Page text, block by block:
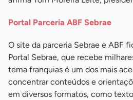
Portal Parceria ABF Sebrae
O site da parceria Sebrae e ABF
Portal Sebrae, que recebe
tema franquias é um dos mais
concentrar conteúdos e
em diversos formatos, como